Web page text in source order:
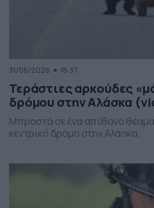
31/05/2026 18:37
Τεράστιες αρκούδες
δρόμου στην Αλάσκα
Μπροστά σε ένα απίθανο
κεντρικό δρόμο στην Αλάσκα.